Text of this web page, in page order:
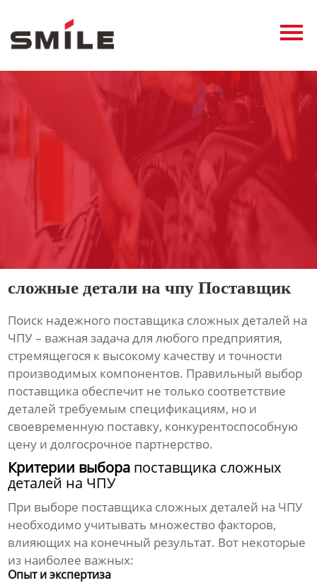
Продукция
О нас
Контакты
сложные детали на чпу Поставщик
Поиск надежного поставщика сложных деталей на
ЧПУ– важная задача для любого предприятия,
стремящегося к высокому качеству и точности
производимых компонентов. Правильный выбор
поставщика обеспечит не только соответствие
деталей требуемым спецификациям, но и
своевременную поставку, конкурентоспособную
цену и долгосрочное партнерство.
Критерии выбора поставщика сложных
деталей на ЧПУ
При выборе поставщика сложных деталей на ЧПУ
необходимо учитывать множество факторов,
влияющих на конечный результат. Вот некоторые
из наиболее важных:
Опыт и экспертиза